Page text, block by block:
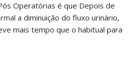
Operatórias é que Depois de
a diminuição do fluxo urinário,
mais tempo que o habitual para